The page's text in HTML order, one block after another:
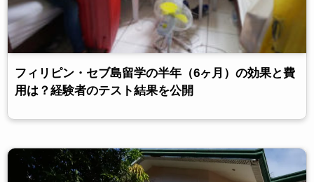
フィリピン・セブ島留学の半年（6ヶ月）の効果と費
用は？経験者のテスト結果を公開